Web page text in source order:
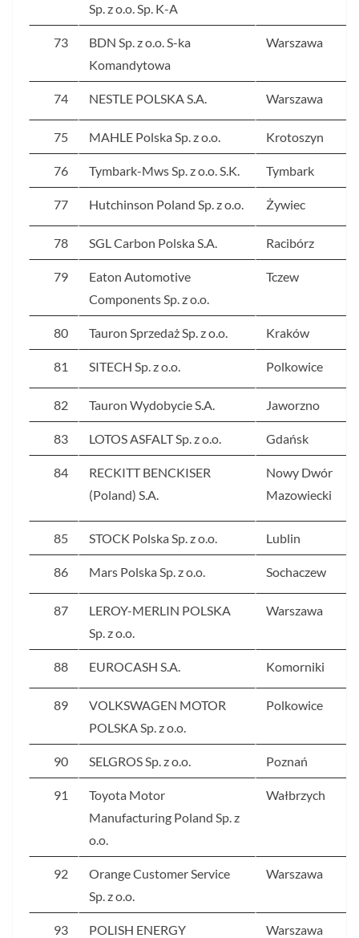
Sp. z o.o. Sp. K-A
73
BDN Sp. z o.o. S-ka
Komandytowa
Warszawa
74 NESTLE POLSKA S.A. Warszawa
75 MAHLE Polska Sp. z o.o. Krotoszyn
76 Tymbark-Mws Sp. z o.o. S.K. Tymbark
77 Hutchinson Poland Sp. z o.o. Żywiec
78 SGL Carbon Polska S.A. Racibórz
79
Eaton Automotive
Components Sp. z o.o.
Tczew
80 Tauron Sprzedaż Sp. z o.o. Kraków
81 SITECH Sp. z o.o. Polkowice
82 Tauron Wydobycie S.A. Jaworzno
83 LOTOS ASFALT Sp. z o.o. Gdańsk
84
RECKITT BENCKISER
(Poland) S.A.
Nowy Dwór
Mazowiecki
85 STOCK Polska Sp. z o.o. Lublin
86 Mars Polska Sp. z o.o. Sochaczew
87
LEROY-MERLIN POLSKA
Sp. z o.o.
Warszawa
88 EUROCASH S.A. Komorniki
89
VOLKSWAGEN MOTOR
POLSKA Sp. z o.o.
Polkowice
90 SELGROS Sp. z o.o. Poznań
91
Toyota Motor
Manufacturing Poland Sp. z
o.o.
Wałbrzych
92
Orange Customer Service
Sp. z o.o.
Warszawa
93
POLISH ENERGY
Warszawa